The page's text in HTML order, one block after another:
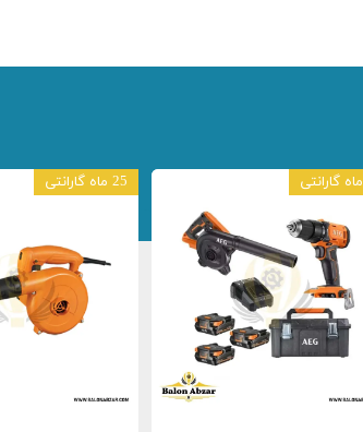
25 ماه گارانتی